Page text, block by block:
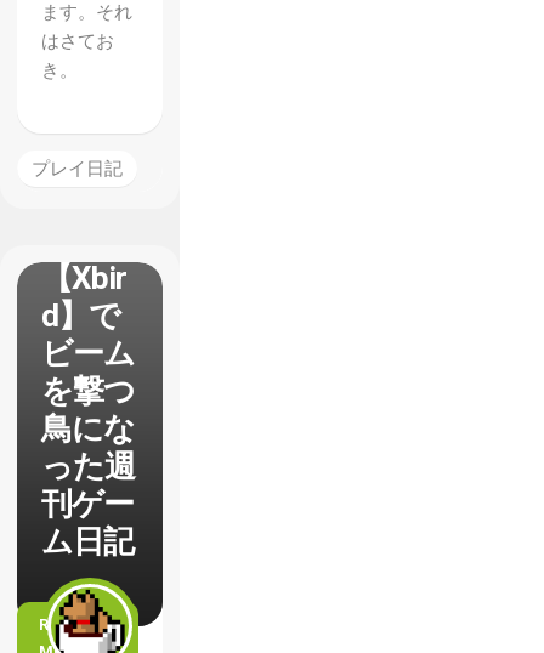
ます。それ
はさてお
き。
プレイ日記
【Xbir
d】で
ビーム
を撃つ
鳥にな
った週
刊ゲー
ム日記
READ